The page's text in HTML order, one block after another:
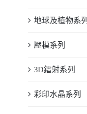
地球及植物系列
壓模系列
3D鐳射系列
彩印水晶系列